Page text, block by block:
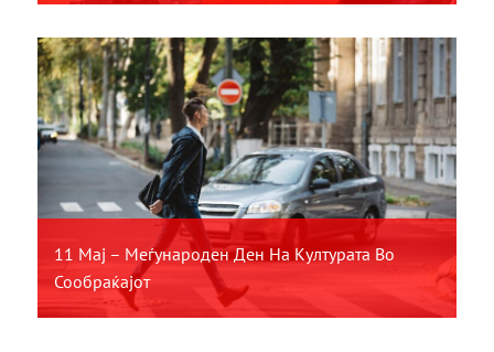
11 Мај – Меѓународен Ден На Културата Во
Сообраќајот